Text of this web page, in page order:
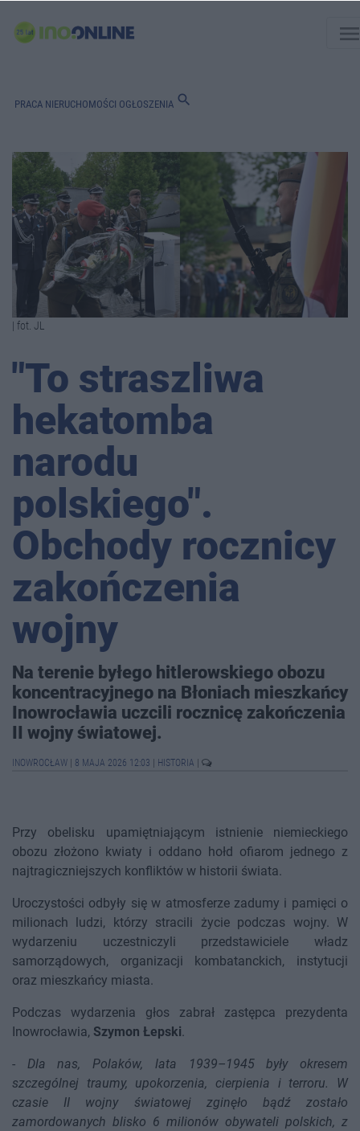
PRACA NIERUCHOMOŚCI OGŁOSZENIA search
| fot. JL
"To straszliwa
hekatomba
narodu
polskiego".
Obchody rocznicy
zakończenia
wojny
Na terenie byłego hitlerowskiego obozu
koncentracyjnego na Błoniach mieszkańcy
Inowrocławia uczcili rocznicę zakończenia
II wojny światowej.
INOWROCŁAW 8 MAJA 2026 12:03 HISTORIA
Przy obelisku upamiętniającym istnienie niemieckiego
obozu złożono kwiaty i oddano hołd ofiarom jednego z
najtragiczniejszych konfliktów w historii świata.
Uroczystości odbyły się w atmosferze zadumy i pamięci o
milionach ludzi, którzy stracili życie podczas wojny. W
wydarzeniu uczestniczyli przedstawiciele władz
samorządowych, organizacji kombatanckich, instytucji
oraz mieszkańcy miasta.
Podczas wydarzenia głos zabrał zastępca prezydenta
Inowrocławia, Szymon Łepski.
- Dla nas, Polaków, lata 1939–1945 były okresem
szczególnej traumy, upokorzenia, cierpienia i terroru. W
czasie II wojny światowej zginęło bądź zostało
zamordowanych blisko 6 milionów obywateli polskich, z